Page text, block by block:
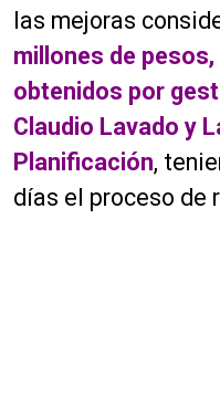
las mejoras
millones de
obtenidos por
Claudio Lavado y
Planificación,
días el proceso de